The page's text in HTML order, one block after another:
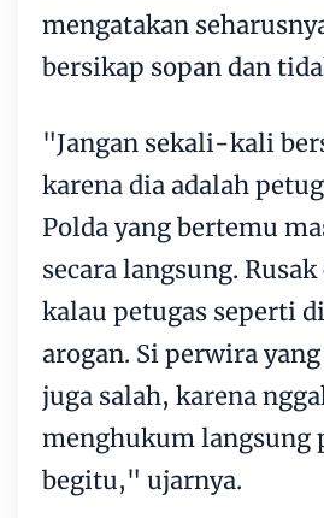
mengatakan
bersikap sopan dan
"Jangan sekali-kali
karena dia adalah
Polda yang bertemu
secara langsung.
kalau petugas seperti
arogan. Si perwira
juga salah, karena
menghukum langsung
begitu," ujarnya.